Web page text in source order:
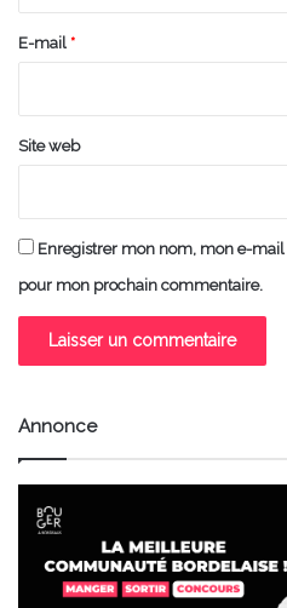
e
E-mail *
Site web
Enregistrer mon nom, mon e-
pour mon prochain commentaire.
Annonce